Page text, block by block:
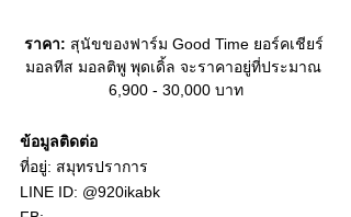
ราคา: สุนัขของฟาร์ม Good Time ยอร์คเชียร์
มอลทีส มอลติพู พุดเดิ้ล จะราคาอยู่ที่ประมาณ
6,900 - 30,000 บาท
ข้อมูลติดต่อ
ที่อยู่: สมุทรปราการ
LINE ID: @920ikabk